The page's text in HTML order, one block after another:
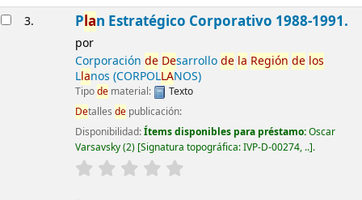
3. Plan Estratégico Corporativo 1988-1991.
por
Corporación de Desarrollode la Región de los
Llanos (CORPOLLANOS)
Tipodematerial:
Texto
Detalles depublicación:
Disponibilidad:Ítems disponibles para préstamo:Oscar
Varsavsky(2) Signatura topográfica:IVP-D-00274, .. .